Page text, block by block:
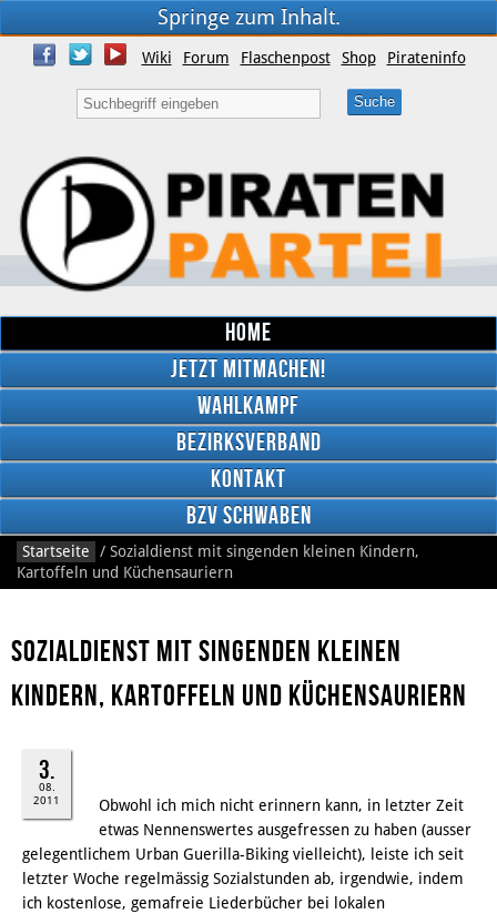
Springe zum Inhalt.
Facebook
Wiki Forum Flaschenpost Shop Pirateninfo
Home
Jetzt mitmachen!
Wahlkampf
Bezirksverband
Kontakt
BzV Schwaben
Startseite / Sozialdienst mit singenden kleinen Kindern,
Kartoffeln und Küchensauriern
Sozialdienst mit singenden kleinen
Kindern, Kartoffeln und Küchensauriern
3.
08.
2011
Obwohl ich mich nicht erinnern kann, in letzter Zeit
etwas Nennenswertes ausgefressen zu haben (ausser
gelegentlichem Urban Guerilla-Biking vielleicht), leiste ich seit
letzter Woche regelmässig Sozialstunden ab, irgendwie, indem
ich kostenlose, gemafreie Liederbücher bei lokalen